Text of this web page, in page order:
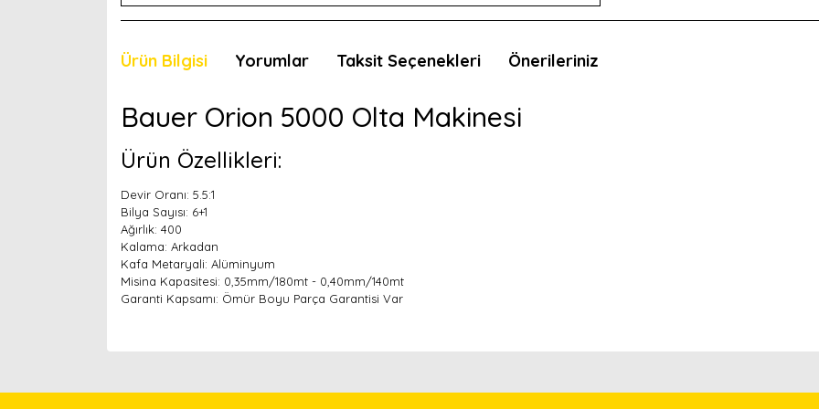
Ürün Bilgisi Yorumlar Taksit Seçenekleri Önerileriniz
Bauer Orion 5000 Olta Makinesi
Ürün Özellikleri:
Devir Oranı: 5.5:1
Bilya Sayısı: 6+1
Ağırlık: 400
Kalama: Arkadan
Kafa Metaryali: Alüminyum
Misina Kapasitesi: 0,35mm/180mt - 0,40mm/140mt
Garanti Kapsamı: Ömür Boyu Parça Garantisi Var